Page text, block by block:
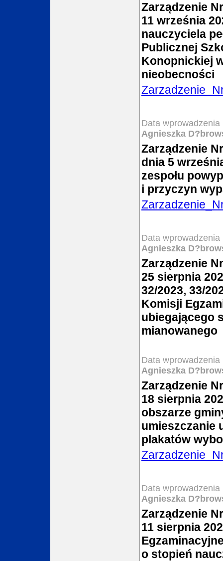
Zarządzenie
11 września
nauczyciela
Publicznej
Konopnickiej
nieobecności
Data
Agnieszka
Zarządzenie
dnia 5
zespołu
i przyczyn
Data
Agnieszka
Zarządzenie
25 sierpnia
32/2023, 33/
Komisji
ubiegającego
mianowanego
Data
Agnieszka
Zarządzenie
18 sierpnia
obszarze
umieszczanie
plakatów
Data
Agnieszka
Zarządzenie
11 sierpnia
o stopień